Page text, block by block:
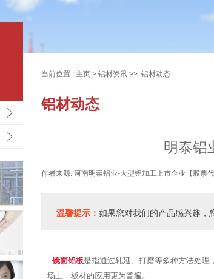
当前位置 : 主页 > 铝材资讯 >> 铝材动态
铝材动态
明泰铝
作者来源: 河南明泰铝业-大型铝加工上市企业【股票
温馨提示： 如果您对我们的产品感兴趣，
镜面铝板是指通过轧延、打磨等多种方法处
场上，板材的应用更为普遍。